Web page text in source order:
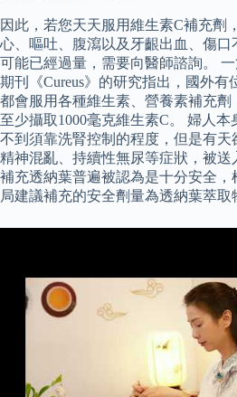
因此，若您天天服用維生素C補充劑
心、嘔吐、腹瀉以及牙齦出血、傷口
可能已經過量，需要向醫師諮詢。
期刊《Cureus》的研究指出，國外有
都會服用各種維生素、營養素補充劑
至少攝取1000毫克維生素C。 婦人本
不到須靠洗腎控制的程度，但是有天
精神混亂、持續性無尿等症狀，被送
補充透納葉普遍被認為是十分安全，
局建議補充的安全劑量為透納葉萃取